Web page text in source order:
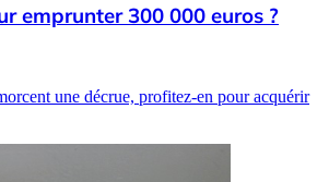
emprunter 300 000 euros ?
une décrue, profitez-en pour acquérir